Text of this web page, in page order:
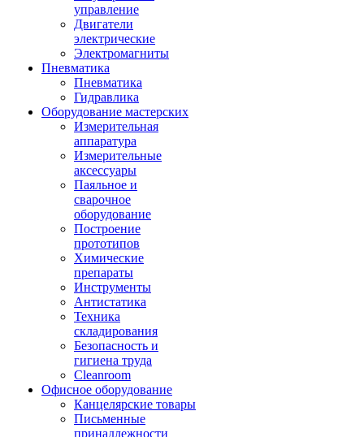
управление
Двигатели
электрические
Электромагниты
Пневматика
Пневматика
Гидравлика
Оборудование мастерских
Измерительная
аппаратура
Измерительные
аксессуары
Паяльное и
сварочное
оборудование
Построение
прототипов
Химические
препараты
Инструменты
Aнтистатика
Техника
складирования
Безопасность и
гигиена труда
Cleanroom
Офисное оборудование
Канцелярские товары
Письменные
принадлежности